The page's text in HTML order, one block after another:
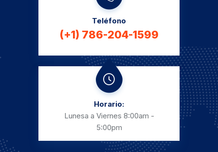
Teléfono
(+1) 786-204-1599
Horario:
Lunesa a Viernes 8:00am -
5:00pm